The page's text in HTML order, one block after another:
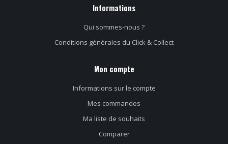
Informations
Qui sommes-nous ?
Conditions générales du Click & Collect
Mon compte
Informations sur le compte
Mes commandes
Ma liste de souhaits
Comparer